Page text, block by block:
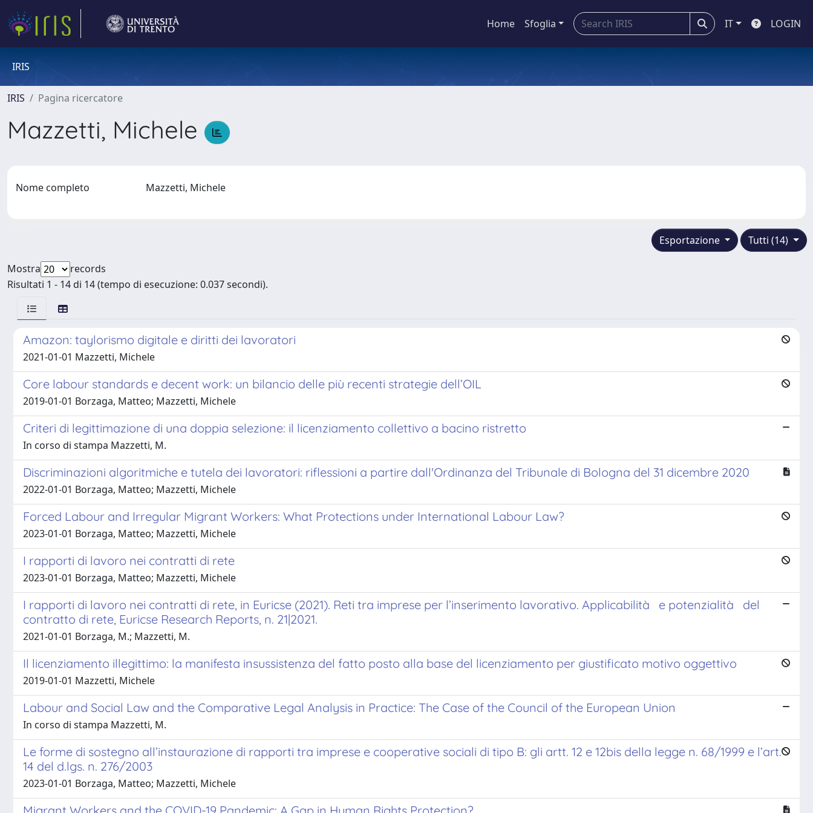
Home Sfoglia IT LOGIN
IRIS
IRIS Pagina ricercatore
Mazzetti, Michele
Nome completo Mazzetti, Michele
Tutti (14)
Esportazione
Mostra
records
Risultati 1 - 14 di 14 (tempo di esecuzione: 0.037 secondi).
Amazon: taylorismo digitale e diritti dei lavoratori
2021-01-01 Mazzetti, Michele
Core labour standards e decent work: un bilancio delle più recenti strategie dell’OIL
2019-01-01 Borzaga, Matteo; Mazzetti, Michele
Criteri di legittimazione di una doppia selezione: il licenziamento collettivo a bacino ristretto
In corso di stampa Mazzetti, M.
Discriminazioni algoritmiche e tutela dei lavoratori: riflessioni a partire dall'Ordinanza del Tribunale di Bologna del 31 dicembre 2020
2022-01-01 Borzaga, Matteo; Mazzetti, Michele
Forced Labour and Irregular Migrant Workers: What Protections under International Labour Law?
2023-01-01 Borzaga, Matteo; Mazzetti, Michele
I rapporti di lavoro nei contratti di rete
2023-01-01 Borzaga, Matteo; Mazzetti, Michele
I rapporti di lavoro nei contratti di rete, in Euricse (2021). Reti tra imprese per l’inserimento lavorativo. Applicabilità e potenzialità del
contratto di rete, Euricse Research Reports, n. 21|2021.
2021-01-01 Borzaga, M.; Mazzetti, M.
Il licenziamento illegittimo: la manifesta insussistenza del fatto posto alla base del licenziamento per giustificato motivo oggettivo
2019-01-01 Mazzetti, Michele
Labour and Social Law and the Comparative Legal Analysis in Practice: The Case of the Council of the European Union
In corso di stampa Mazzetti, M.
Le forme di sostegno all’instaurazione di rapporti tra imprese e cooperative sociali di tipo B: gli artt. 12 e 12bis della legge n. 68/1999 e l’art.
14 del d.lgs. n. 276/2003
2023-01-01 Borzaga, Matteo; Mazzetti, Michele